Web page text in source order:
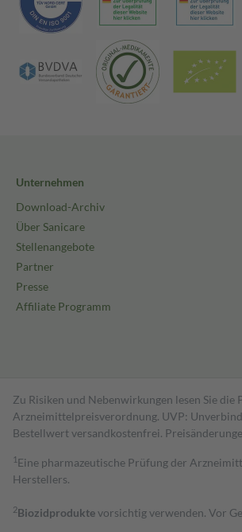
Unternehmen
Download-Archiv
Über Sanicare
Stellenangebote
Partner
Presse
Affiliate Programm
Zu Risiken und Nebenwirkungen lesen Sie
Arzneimittelpreisverordnung. UVP:
Bestell­wert versand­kosten­frei.
1 Eine pharmazeutische Prüfung der
Herstellers.
2Biozidproduktevorsichtig verwenden. Vor